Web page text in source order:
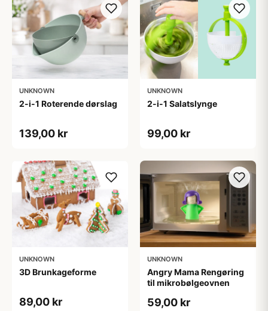
UNKNOWN
2-i-1 Roterende dørslag
139,00 kr
UNKNOWN
2-i-1 Salatslynge
99,00 kr
UNKNOWN
3D Brunkageforme
89,00 kr
UNKNOWN
Angry Mama Rengøring
til mikrobølgeovnen
59,00 kr